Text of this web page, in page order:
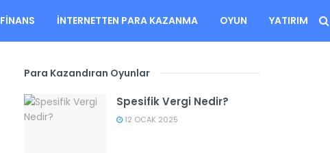
FINANS İNTERNETTEN PARA KAZANMA OYUN YATIRIM
Para Kazandıran Oyunlar
Spesifik Vergi Nedir?
12 OCAK 2025